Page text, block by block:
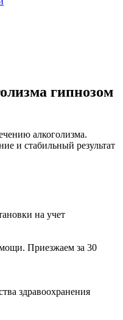
гипнозом
алкоголизма.
и стабильный результат
на учет
Приезжаем за 30
здравоохранения